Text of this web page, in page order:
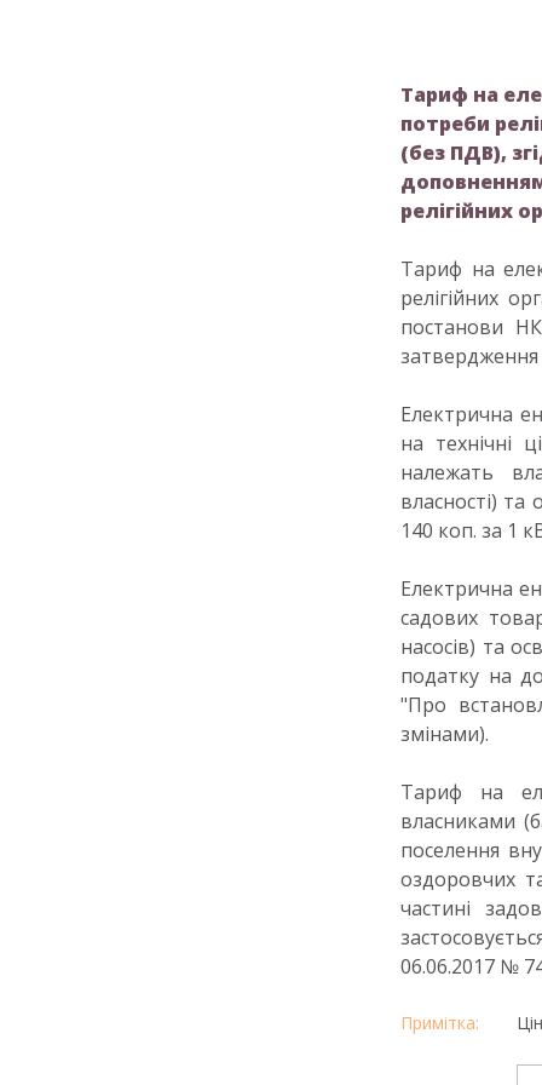
Тариф на
потреби
(без ПДВ),
релігійних
Тариф на
релігійних
постанови
затвердження
Електрична
на технічні
належать
власності) та
140 коп. за 1
Електрична
садових
насосів) та
податку на
"Про
змінами).
Тариф на
власниками
поселення
оздоровчих
частині
06.06.2017 №